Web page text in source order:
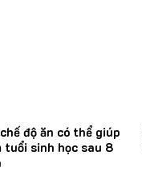
độ ăn có thể giúp
tuổi sinh học sau 8